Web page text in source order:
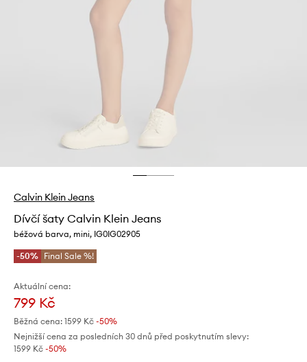
Calvin Klein Jeans
Dívčí šaty Calvin Klein Jeans
béžová barva, mini, IG0IG02905
-50% Final Sale %!
Aktuální cena:
799 Kč
Běžná cena: 1599 Kč -50%
Nejnižší cena za posledních 30 dnů před poskytnutím slevy:
1599 Kč -50%